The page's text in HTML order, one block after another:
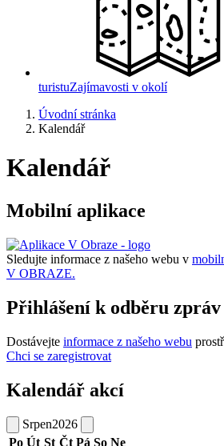
turistuZajímavosti v okolí
Úvodní stránka
Kalendář
Kalendář
Mobilní aplikace
Sledujte informace z našeho webu v
V OBRAZE.
Přihlášení k odběru zpráv
Dostávejte informace z našeho webu
Chci se zaregistrovat
Kalendář akcí
Srpen2026
Po Út St Čt Pá So Ne